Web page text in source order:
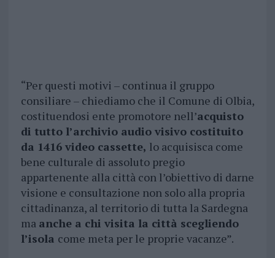
“Per questi motivi – continua il gruppo
consiliare – chiediamo che il Comune di Olbia,
costituendosi ente promotore nell’acquisto
di tutto l’archivio audio visivo costituito
da 1416 video cassette, lo acquisisca come
bene culturale di assoluto pregio
appartenente alla città con l’obiettivo di darne
visione e consultazione non solo alla propria
cittadinanza, al territorio di tutta la Sardegna
ma anche a chi visita la città scegliendo
l’isola come meta per le proprie vacanze”.